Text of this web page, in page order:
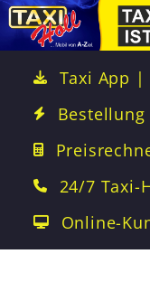
Taxi App |
Bestellung
24/7 Taxi-
Online-